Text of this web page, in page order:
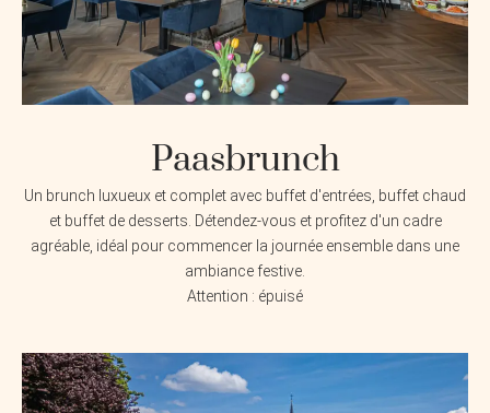
Paasbrunch
Un brunch luxueux et complet avec buffet d'entrées, buffet chaud
et buffet de desserts. Détendez-vous et profitez d'un cadre
agréable, idéal pour commencer la journée ensemble dans une
ambiance festive.
Attention : épuisé